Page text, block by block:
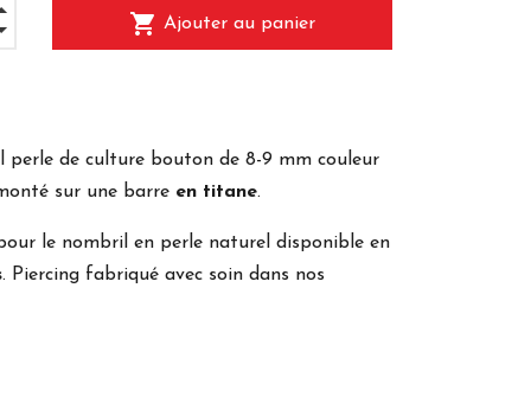
shopping_cart Ajouter au panier
perle de culture bouton de 8-9 mm couleur
sur une barre en titane.
le nombril en perle naturel disponible en
. Piercing fabriqué avec soin dans nos